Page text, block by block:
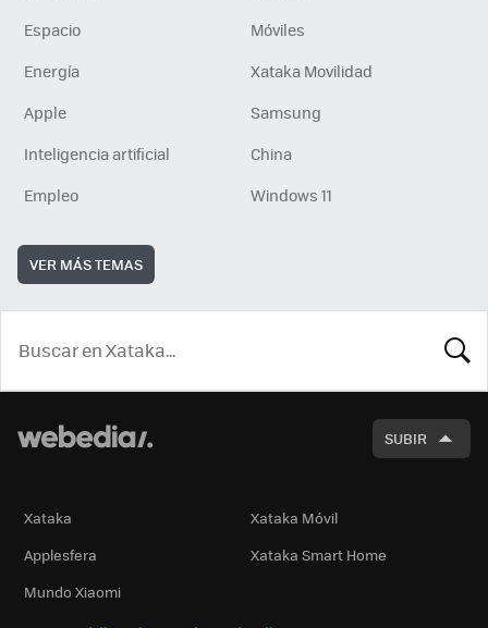
Espacio
Móviles
Energía
Xataka Movilidad
Apple
Samsung
Inteligencia artificial
China
Empleo
Windows 11
VER MÁS TEMAS
SUBIR
Xataka
Xataka Móvil
Applesfera
Xataka Smart Home
Mundo Xiaomi